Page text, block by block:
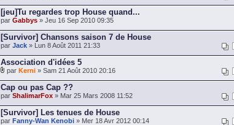
[jeu]Tu regardes trop House quand...
par Gabbys » Jeu 16 Sep 2010 09:35
[Survivor] Chansons saison 7 de House
par Jack » Lun 8 Août 2011 21:33
Association d'idées 5
par Kerni » Sam 21 Août 2010 20:16
Cap ou pas Cap ??
par ShalimarFox » Mar 25 Mars 2008 11:52
[Survivor] Les tenues de House
par Fanny-Wan Kenobi » Mer 18 Avr 2012 00:14